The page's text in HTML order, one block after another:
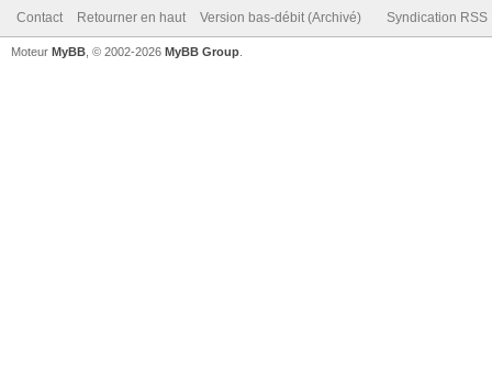
Contact Retourner en haut Version bas-débit (Archivé) Syndication RSS
Moteur MyBB , © 2002-2026 MyBB Group